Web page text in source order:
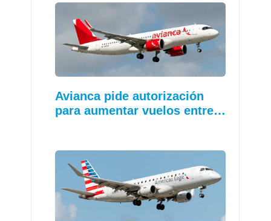
Avianca pide autorización
para aumentar vuelos entre…